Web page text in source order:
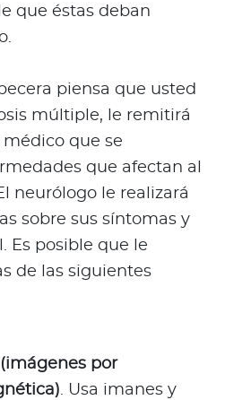
que éstas deban
piensa que usted
múltiple, le remitirá
que se
que afectan al
neurólogo le realizará
sobre sus síntomas y
Es posible que le
de las siguientes
por
. Usa imanes y